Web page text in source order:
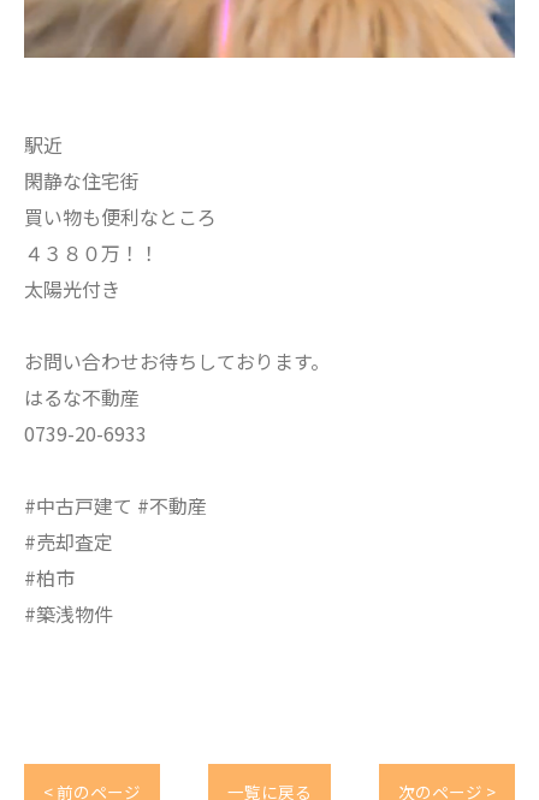
駅近
閑静な住宅街
買い物も便利なところ
４３８０万！！
太陽光付き
お問い合わせお待ちしております。
はるな不動産
0739-20-6933
#中古戸建て #不動産
#売却査定
#柏市
#築浅物件
< 前のページ 一覧に戻る 次のページ >